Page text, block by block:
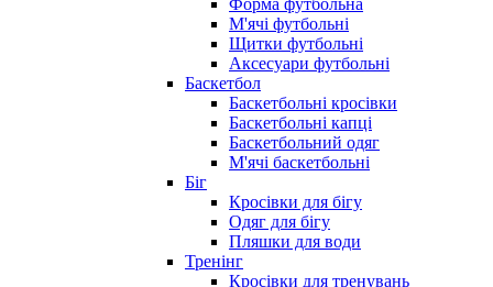
М'ячі футбольні
Щитки футбольні
Аксесуари футбольні
Баскетбол
Баскетбольні кросівки
Баскетбольні капці
Баскетбольний одяг
М'ячі баскетбольні
Біг
Кросівки для бігу
Одяг для бігу
Пляшки для води
Тренінг
Кросівки для тренувань